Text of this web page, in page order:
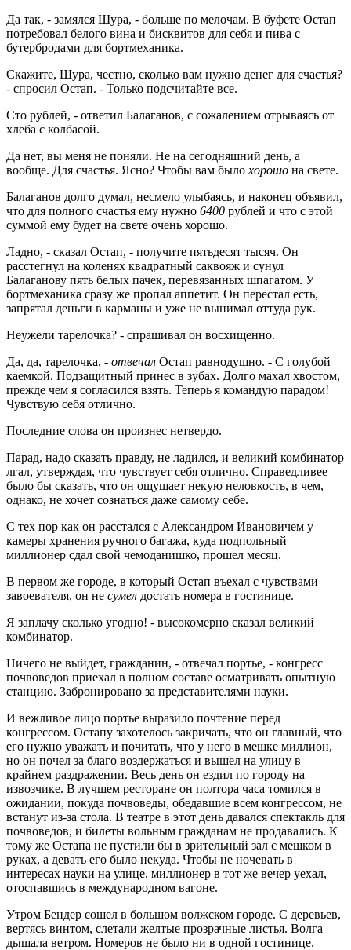
Да так, - замялся Шура, - больше по мелочам. В буфете Остап
потребовал белого вина и бисквитов для себя и пива с
бутербродами для бортмеханика.
Скажите, Шура, честно, сколько вам нужно денег для счастья?
- спросил Остап. - Только подсчитайте все.
Сто рублей, - ответил Балаганов, с сожалением отрываясь от
хлеба с колбасой.
Да нет, вы меня не поняли. Не на сегодняшний день, а
вообще. Для счастья. Ясно? Чтобы вам было хорошо на свете.
Балаганов долго думал, несмело улыбаясь, и наконец объявил,
что для полного счастья ему нужно 6400 рублей и что с этой
суммой ему будет на свете очень хорошо.
Ладно, - сказал Остап, - получите пятьдесят тысяч. Он
расстегнул на коленях квадратный саквояж и сунул
Балаганову пять белых пачек, перевязанных шпагатом. У
бортмеханика сразу же пропал аппетит. Он перестал есть,
запрятал деньги в карманы и уже не вынимал оттуда рук.
Неужели тарелочка? - спрашивал он восхищенно.
Да, да, тарелочка, - отвечал Остап равнодушно. - С голубой
каемкой. Подзащитный принес в зубах. Долго махал хвостом,
прежде чем я согласился взять. Теперь я командую парадом!
Чувствую себя отлично.
Последние слова он произнес нетвердо.
Парад, надо сказать правду, не ладился, и великий комбинатор
лгал, утверждая, что чувствует себя отлично. Справедливее
было бы сказать, что он ощущает некую неловкость, в чем,
однако, не хочет сознаться даже самому себе.
С тех пор как он расстался с Александром Ивановичем у
камеры хранения ручного багажа, куда подпольный
миллионер сдал свой чемоданишко, прошел месяц.
В первом же городе, в который Остап въехал с чувствами
завоевателя, он не сумел достать номера в гостинице.
Я заплачу сколько угодно! - высокомерно сказал великий
комбинатор.
Ничего не выйдет, гражданин, - отвечал портье, - конгресс
почвоведов приехал в полном составе осматривать опытную
станцию. Забронировано за представителями науки.
И вежливое лицо портье выразило почтение перед
конгрессом. Остапу захотелось закричать, что он главный, что
его нужно уважать и почитать, что у него в мешке миллион,
но он почел за благо воздержаться и вышел на улицу в
крайнем раздражении. Весь день он ездил по городу на
извозчике. В лучшем ресторане он полтора часа томился в
ожидании, покуда почвоведы, обедавшие всем конгрессом, не
встанут из-за стола. В театре в этот день давался спектакль для
почвоведов, и билеты вольным гражданам не продавались. К
тому же Остапа не пустили бы в зрительный зал с мешком в
руках, а девать его было некуда. Чтобы не ночевать в
интересах науки на улице, миллионер в тот же вечер уехал,
отоспавшись в международном вагоне.
Утром Бендер сошел в большом волжском городе. С деревьев,
вертясь винтом, слетали желтые прозрачные листья. Волга
дышала ветром. Номеров не было ни в одной гостинице.